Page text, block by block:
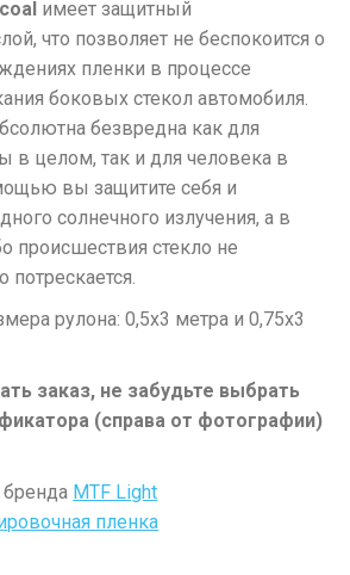
имеет защитный
что позволяет не беспокоится о
пленки в процессе
боковых стекол автомобиля.
безвредна как для
целом, так и для человека в
вы защитите себя и
солнечного излучения, а в
происшествия стекло не
потрескается.
рулона: 0,5х3 метра и 0,75х3
заказ, не забудьте выбрать
(справа от фотографии)
MTF Light
пленка